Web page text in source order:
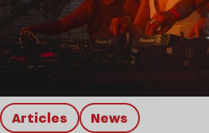
Articles news